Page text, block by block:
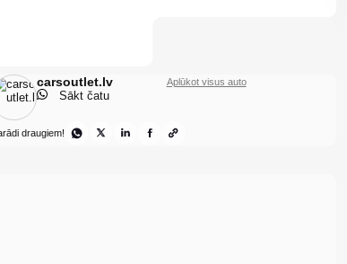
carsoutlet.lv
Sākt čatu
Aplūkot visus auto
draugiem!